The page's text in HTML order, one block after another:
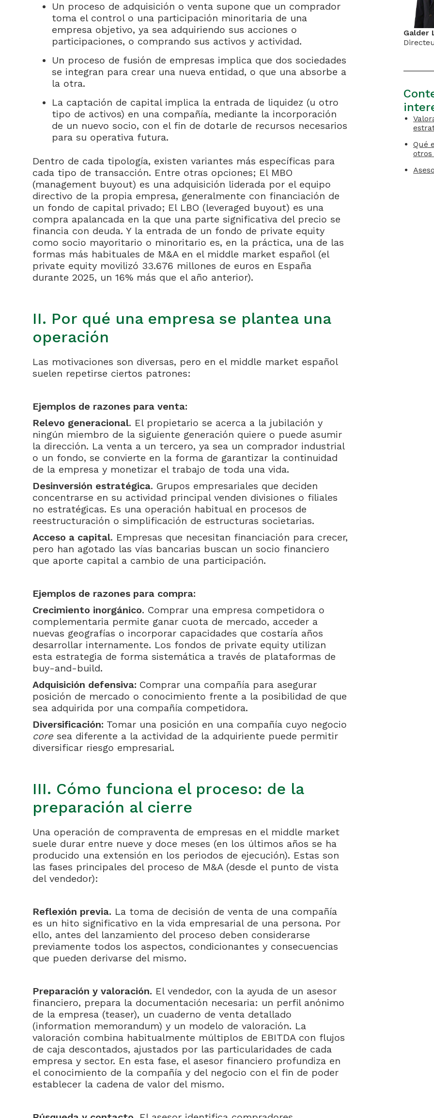
Un proceso de adquisición o venta supone que un comprador
toma el control o una participación minoritaria de una
empresa objetivo, ya sea adquiriendo sus acciones o
participaciones, o comprando sus activos y actividad.
Un proceso de fusión de empresas implica que dos sociedades
se integran para crear una nueva entidad, o que una absorbe a
la otra.
La captación de capital implica la entrada de liquidez (u otro
tipo de activos) en una compañía, mediante la incorporación
de un nuevo socio, con el fin de dotarle de recursos necesarios
para su operativa futura.
Dentro de cada tipología, existen variantes más específicas para
cada tipo de transacción. Entre otras opciones; El MBO
(management buyout) es una adquisición liderada por el equipo
directivo de la propia empresa, generalmente con financiación de
un fondo de capital privado; El LBO (leveraged buyout) es una
compra apalancada en la que una parte significativa del precio se
financia con deuda. Y la entrada de un fondo de private equity
como socio mayoritario o minoritario es, en la práctica, una de las
formas más habituales de M&A en el middle market español (el
private equity movilizó 33.676 millones de euros en España
durante 2025, un 16% más que el año anterior).
II. Por qué una empresa se plantea una
operación
Las motivaciones son diversas, pero en el middle market español
suelen repetirse ciertos patrones:
Ejemplos de razones para venta:
Relevo generacional. El propietario se acerca a la jubilación y
ningún miembro de la siguiente generación quiere o puede asumir
la dirección. La venta a un tercero, ya sea un comprador industrial
o un fondo, se convierte en la forma de garantizar la continuidad
de la empresa y monetizar el trabajo de toda una vida.
Desinversión estratégica. Grupos empresariales que deciden
concentrarse en su actividad principal venden divisiones o filiales
no estratégicas. Es una operación habitual en procesos de
reestructuración o simplificación de estructuras societarias.
Acceso a capital. Empresas que necesitan financiación para crecer,
pero han agotado las vías bancarias buscan un socio financiero
que aporte capital a cambio de una participación.
Ejemplos de razones para compra:
Crecimiento inorgánico. Comprar una empresa competidora o
complementaria permite ganar cuota de mercado, acceder a
nuevas geografías o incorporar capacidades que costaría años
desarrollar internamente. Los fondos de private equity utilizan
esta estrategia de forma sistemática a través de plataformas de
buy-and-build.
Adquisición defensiva: Comprar una compañía para asegurar
posición de mercado o conocimiento frente a la posibilidad de que
sea adquirida por una compañía competidora.
Diversificación: Tomar una posición en una compañía cuyo negocio
core sea diferente a la actividad de la adquiriente puede permitir
diversificar riesgo empresarial.
III. Cómo funciona el proceso: de la
preparación al cierre
Una operación de compraventa de empresas en el middle market
suele durar entre nueve y doce meses (en los últimos años se ha
producido una extensión en los periodos de ejecución). Estas son
las fases principales del proceso de M&A (desde el punto de vista
del vendedor):
Reflexión previa. La toma de decisión de venta de una compañía
es un hito significativo en la vida empresarial de una persona. Por
ello, antes del lanzamiento del proceso deben considerarse
previamente todos los aspectos, condicionantes y consecuencias
que pueden derivarse del mismo.
Preparación y valoración. El vendedor, con la ayuda de un asesor
financiero, prepara la documentación necesaria: un perfil anónimo
de la empresa (teaser), un cuaderno de venta detallado
(information memorandum) y un modelo de valoración. La
valoración combina habitualmente múltiplos de EBITDA con flujos
de caja descontados, ajustados por las particularidades de cada
empresa y sector. En esta fase, el asesor financiero profundiza en
el conocimiento de la compañía y del negocio con el fin de poder
establecer la cadena de valor del mismo.
Galder
Qué
otros